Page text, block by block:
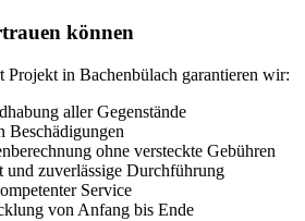
können
Projekt in Bachenbülach garantieren wir:
aller Gegenstände
Beschädigungen
ohne versteckte Gebühren
zuverlässige Durchführung
Service
von Anfang bis Ende